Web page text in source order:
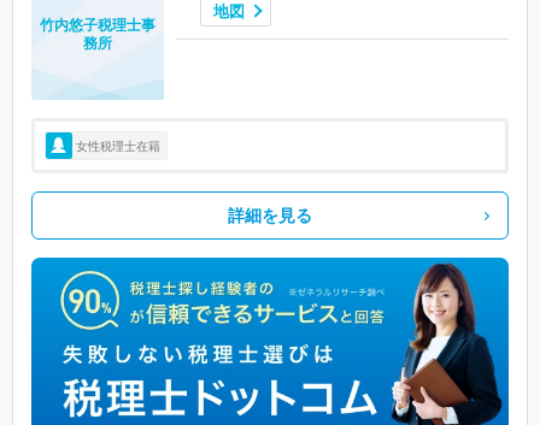
地図
竹内悠子税理士事
務所
女性税理士在籍
詳細を見る